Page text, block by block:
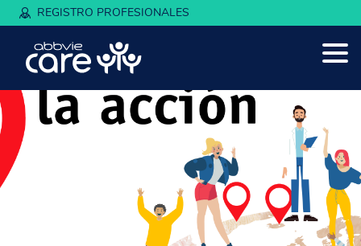
REGISTRO PROFESIONALES